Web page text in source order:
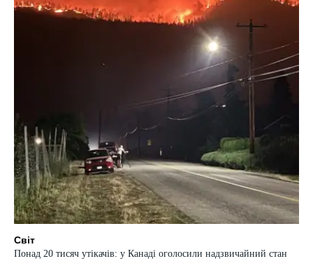
Світ
Понад 20 тисяч утікачів: у Канаді оголосили надзвичайний стан